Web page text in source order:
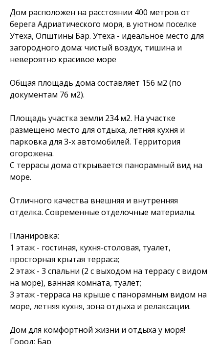
Дом расположен на расстоянии 400 метров от
берега Адриатического моря, в уютном поселке
Утеха, Општины Бар. Утеха - идеальное место для
загородного дома: чистый воздух, тишина и
невероятно красивое море
Общая площадь дома составляет 156 м2 (по
документам 76 м2).
Площадь участка земли 234 м2. На участке
размещено место для отдыха, летняя кухня и
парковка для 3-х автомобилей. Территория
огорожена.
С террасы дома открывается панорамный вид на
море.
Отличного качества внешняя и внутренняя
отделка. Современные отделочные материалы.
Планировка:
1 этаж - гостиная, кухня-столовая, туалет,
просторная крытая терраса;
2 этаж - 3 спальни (2 с выходом на террасу с видом
на море), ванная комната, туалет;
3 этаж -терраса на крыше с панорамным видом на
море, летняя кухня, зона отдыха и релаксации.
Дом для комфортной жизни и отдыха у моря!
Город: Бар